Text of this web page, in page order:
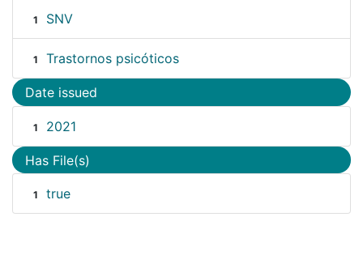
1 SNV
1 Trastornos psicóticos
Date issued
1 2021
Has File(s)
1 true